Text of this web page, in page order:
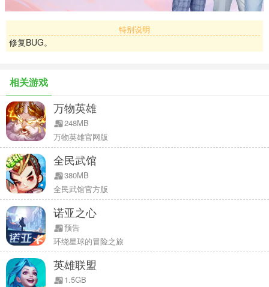
定义! 职业自定义发型发色，形象百变，温柔妩媚任你掌控！
3.【自由职业，各色职业畅快成长】
自由切换，百变多样的技能搭配，这里可以让你从容肆意体验百种人
生！
4.【自由交易，装备买卖轻松自如】
装备永不绑定，开放式自由交易，每一个玩家都能找到自己所需，将
自己的劳动成果转化为财富。真正体会装备买卖、金币入账的快感！
装备公平获得，属性大随机，只要RP好，天价极品装备so easy！
5.【惬意战斗，小队合作畅享乐趣】
2DQ萌游戏呈现优越的Shader渲染表现，给你荧幕级视觉体验，体验
破屏而出的战斗魅力！独创首个Q萌MMO夺宝玩法，战斗乐趣新升
级。自动战斗和类MOBA即时操作两种模式，萌新也能轻松上手，惬
意闯天下！
特别说明
修复BUG。
相关游戏
万物英雄
248MB
万物英雄官网版
全民武馆
380MB
全民武馆官方版
诺亚之心
预告
环绕星球的冒险之旅
英雄联盟
1.5GB